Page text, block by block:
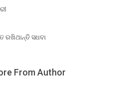
ରଖିଥାନ୍ତି ସଧବା
From Author